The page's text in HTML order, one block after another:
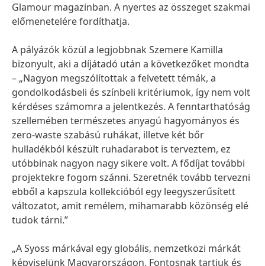
Glamour magazinban. A nyertes az összeget szakmai
előmenetelére fordíthatja.
A pályázók közül a legjobbnak Szemere Kamilla
bizonyult, aki a díjátadó után a következőket mondta
– „Nagyon megszólítottak a felvetett témák, a
gondolkodásbeli és színbeli kritériumok, így nem volt
kérdéses számomra a jelentkezés. A fenntarthatóság
szellemében természetes anyagú hagyományos és
zero-waste szabású ruhákat, illetve két bőr
hulladékból készült ruhadarabot is terveztem, ez
utóbbinak nagyon nagy sikere volt. A fődíjat további
projektekre fogom szánni. Szeretnék tovább tervezni
ebből a kapszula kollekcióból egy leegyszerűsített
változatot, amit remélem, mihamarabb közönség elé
tudok tárni.”
„A Syoss márkával egy globális, nemzetközi márkát
képviselünk Magyarországon. Fontosnak tartjuk és